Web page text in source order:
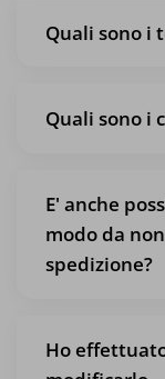
Quali sono i
Quali sono i
E' anche
modo da
spedizione?
Ho